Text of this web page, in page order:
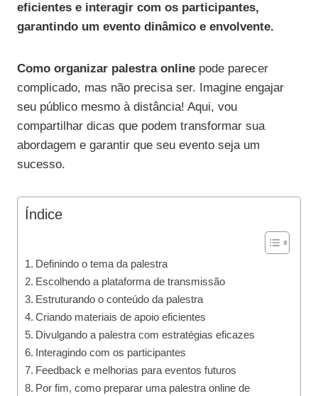
eficientes e interagir com os participantes,
garantindo um evento dinâmico e envolvente.
Como organizar palestra online pode parecer
complicado, mas não precisa ser. Imagine engajar
seu público mesmo à distância! Aqui, vou
compartilhar dicas que podem transformar sua
abordagem e garantir que seu evento seja um
sucesso.
Índice
Definindo o tema da palestra
Escolhendo a plataforma de transmissão
Estruturando o conteúdo da palestra
Criando materiais de apoio eficientes
Divulgando a palestra com estratégias eficazes
Interagindo com os participantes
Feedback e melhorias para eventos futuros
Por fim, como preparar uma palestra online de